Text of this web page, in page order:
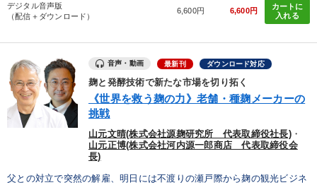
デジタル音声版
（配信＋ダウンロード）
6,600円 6,600円
カートに
入れる
音声・動画 最新刊 ダウンロード対応
麹と発酵技術で新たな市場を切り拓く
《世界を救う麹の力》老舗・種麹メーカーの
挑戦
山元文晴(株式会社源麹研究所 代表取締役社長)・
山元正博(株式会社河内源一郎商店 代表取締役会
長)
父との対立で突然の解雇、明日には不渡りの瀬戸際から麹の観光ビジネ